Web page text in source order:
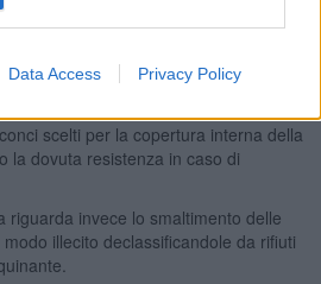
Data Access Privacy Policy
al
del Corpo forestale e l'Arpat
era stato assemblato con
scelti per la copertura interna della
la dovuta resistenza in caso di
riguarda invece lo smaltimento delle
illecito declassificandole da rifiuti